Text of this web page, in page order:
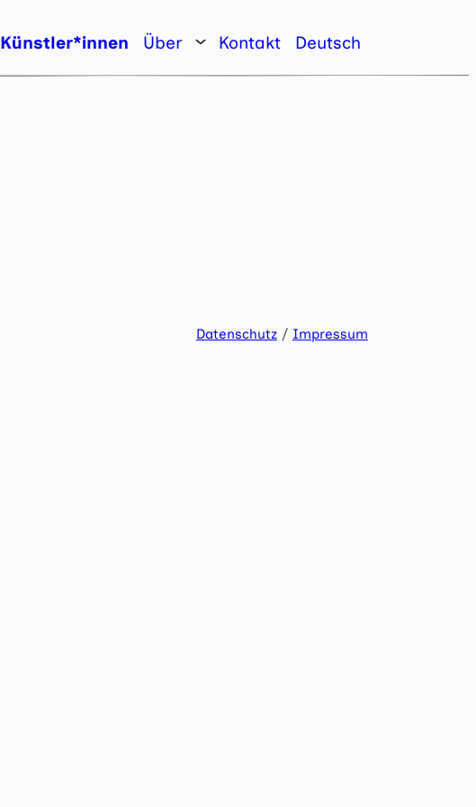
Künstler*innen Über Kontakt Deutsch
Datenschutz/ Impressum